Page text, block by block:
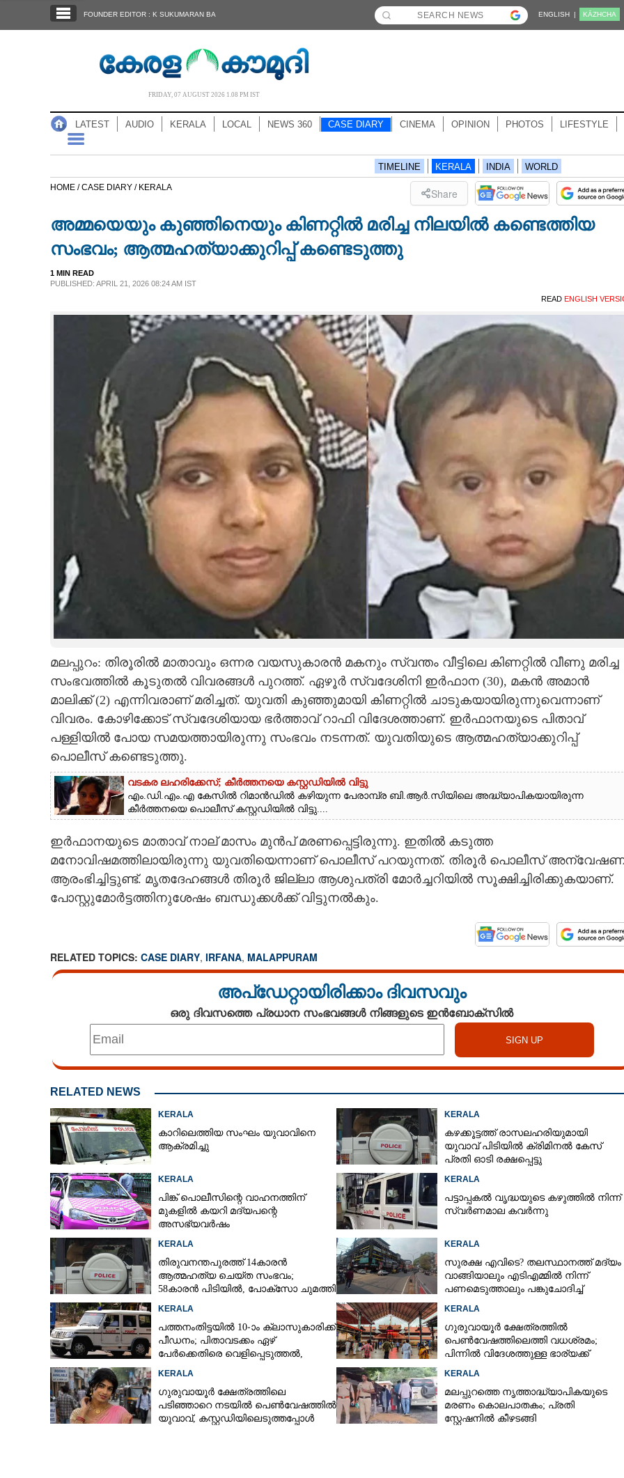
NOTIFIED NEWS
NEWS 360
CASE DIARY
LITERATURE
FOUNDER EDITOR : K SUKUMARAN BA ENGLISH | KĀZHCHA
FRIDAY, 07 AUGUST 2026 1.08 PM IST
LATEST AUDIO KERALA LOCAL NEWS 360 CASE DIARY CINEMA OPINION PHOTOS LIFESTYLE
TIMELINE KERALA INDIA WORLD
HOME /CASE DIARY / KERALA Share
അമ്മയെയും കുഞ്ഞിനെയും കിണറ്റിൽ മരിച്ച നിലയിൽ കണ്ടെത്തിയ
സംഭവം; ആത്മഹത്യാക്കുറിപ്പ് കണ്ടെടുത്തു
1 MIN READ
PUBLISHED: APRIL 21, 2026 08:24 AM IST
READ ENGLISH
മലപ്പുറം: തിരൂരിൽ മാതാവും ഒന്നര വയസുകാരൻ മകനും സ്വന്തം വീട്ടിലെ കിണറ്റിൽ വീണു മരിച്ച
സംഭവത്തിൽ കൂടുതൽ വിവരങ്ങൾ പുറത്ത്. ഏഴൂർ സ്വദേശിനി ഇർഫാന (30), മകൻ അമാൻ
മാലിക്ക് (2) എന്നിവരാണ് മരിച്ചത്. യുവതി കുഞ്ഞുമായി കിണറ്റിൽ ചാടുകയായിരുന്നുവെന്നാണ്
വിവരം. കോഴിക്കോട് സ്വദേശിയായ ഭർത്താവ് റാഫി വിദേശത്താണ്. ഇർഫാനയുടെ പിതാവ്
പള്ളിയിൽ പോയ സമയത്തായിരുന്നു സംഭവം നടന്നത്. യുവതിയുടെ ആത്മഹത്യാക്കുറിപ്പ്
പൊലീസ് കണ്ടെടുത്തു.
വടകര ലഹരിക്കേസ്; കീർത്തനയെ കസ്റ്റഡിയിൽ വിട്ടു
എം.ഡി.എം.എ കേസിൽ റിമാൻഡിൽ കഴിയുന്ന പേരാമ്പ്ര ബി.ആർ.സിയിലെ അദ്ധ്യാപികയായിരുന്ന
കീർത്തനയെ പൊലീസ് കസ്റ്റഡിയിൽ വിട്ടു....
ഇർഫാനയുടെ മാതാവ് നാല് മാസം മുൻപ് മരണപ്പെട്ടിരുന്നു. ഇതിൽ കടുത്ത
മനോവിഷമത്തിലായിരുന്നു യുവതിയെന്നാണ് പൊലീസ് പറയുന്നത്. തിരൂർ പൊലീസ്
ആരംഭിച്ചിട്ടുണ്ട്. മൃതദേഹങ്ങൾ തിരൂർ ജില്ലാ ആശുപത്രി മോർച്ചറിയിൽ സൂക്ഷിച്ചിരിക്കുകയാണ്.
പോസ്റ്റുമോർട്ടത്തിനുശേഷം ബന്ധുക്കൾക്ക് വിട്ടുനൽകും.
RELATED TOPICS: CASE DIARY, IRFANA, MALAPPURAM
അപ്ഡേറ്റായിരിക്കാം ദിവസവും
ഒരു ദിവസത്തെ പ്രധാന സംഭവങ്ങൾ നിങ്ങളുടെ ഇൻബോക്സിൽ
RELATED NEWS
KERALA
കാറിലെത്തിയ സംഘം യുവാവിനെ
ആക്രമിച്ചു
KERALA
കഴക്കൂട്ടത്ത് രാസലഹരിയുമായി
യുവാവ് പിടിയിൽ ക്രിമിനൽ കേസ്
പ്രതി ഓടി രക്ഷപ്പെട്ടു
KERALA
പിങ്ക് പൊലീസിന്റെ വാഹനത്തിന്
മുകളിൽ കയറി മദ്യപന്റെ
അസഭ്യവ‌ർഷം
KERALA
പട്ടാപ്പകൽ വൃദ്ധയുടെ കഴുത്തിൽ നിന്ന്
സ്വർണമാല കവർന്നു
KERALA
തിരുവനന്തപുരത്ത് 14കാരൻ
ആത്മഹത്യ ചെയ്ത സംഭവം;
58കാരൻ പിടിയിൽ, പോക്‌സോ ചുമത്തി
KERALA
സുരക്ഷ എവിടെ?​ തലസ്ഥാനത്ത് മദ്യം
വാങ്ങിയാലും എടിഎമ്മിൽ നിന്ന്
പണമെടുത്താലും പങ്കുചോദിച്ച്
KERALA
പത്തനംതിട്ടയിൽ 10-ാം ക്ലാസുകാരിക്ക്
പീഡനം; പിതാവടക്കം ഏഴ്
പേർക്കെതിരെ വെളിപ്പെടുത്തൽ,
KERALA
ഗുരുവായൂർ ക്ഷേത്രത്തിൽ
പെൺവേഷത്തിലെത്തി വധശ്രമം;
പിന്നിൽ വിദേശത്തുള്ള ഭാര്യക്ക്
KERALA
ഗുരുവായൂർ ക്ഷേത്രത്തിലെ
പടിഞ്ഞാറെ നടയിൽ പെൺവേഷത്തിൽ
യുവാവ്,​ കസ്റ്റഡിയിലെടുത്തപ്പോൾ
KERALA
മലപ്പുറത്തെ നൃത്താദ്ധ്യാപികയുടെ
മരണം കൊലപാതകം; പ്രതി
സ്റ്റേഷനിൽ കീഴടങ്ങി
അമ്മയെയും കുഞ്ഞിനെയും കിണറ്റിൽ
മരിച്ച നിലയിൽ കണ്ടെത്തിയ സംഭവം;
ആത്മഹത്യാക്കുറിപ്പ് കണ്ടെടുത്തു
Share this link